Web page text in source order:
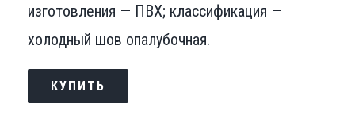
изготовления — ПВХ; классификация —
холодный шов опалубочная.
КУПИТЬ